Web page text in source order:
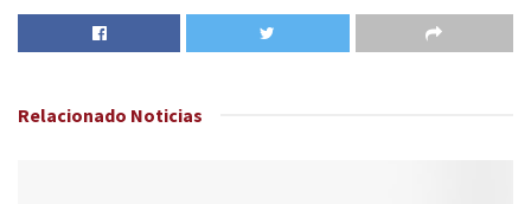
Relacionado Noticias